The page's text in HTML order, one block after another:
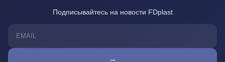
Подписывайтесь на новости FDplast
→